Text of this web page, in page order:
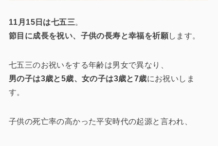
11月15日は七五三。
節目に成長を祝い、子供の長寿と幸福を祈願します。
七五三のお祝いをする年齢は男女で異なり、
男の子は3歳と5歳、女の子は3歳と7歳にお祝いしま
す。
子供の死亡率の高かった平安時代の起源と言われ、